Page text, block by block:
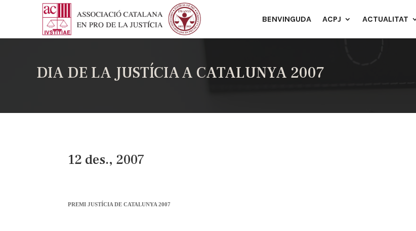
BENVINGUDA ACPJ ACTUALITAT
DIA DE LA JUSTÍCIA A CATALUNYA 2007
12 des., 2007
PREMI JUSTÍCIA DE CATALUNYA 2007